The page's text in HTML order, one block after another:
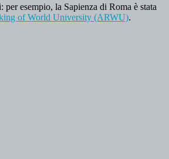
esempio, la Sapienza di Roma è stata
of World University (ARWU).